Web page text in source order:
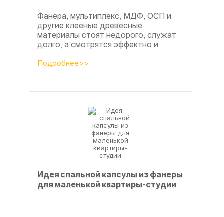
Фанера, мультиплекс, МДФ, ОСП и
другие клееные древесные
материалы стоят недорого, служат
долго, а смотрятся эффектно и
Подробнее>>
Идея спальной капсулы из фанеры
для маленькой квартиры-студии